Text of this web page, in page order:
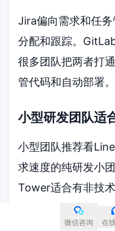
Jira偏向需求和任务
分配和跟踪。
很多团队把两者打
管代码和自动部署。
小型研发团队适
小型团队推荐看
求速度的纯研发小
Tower适合有非技
简单，沟通成本低
微信咨询 在